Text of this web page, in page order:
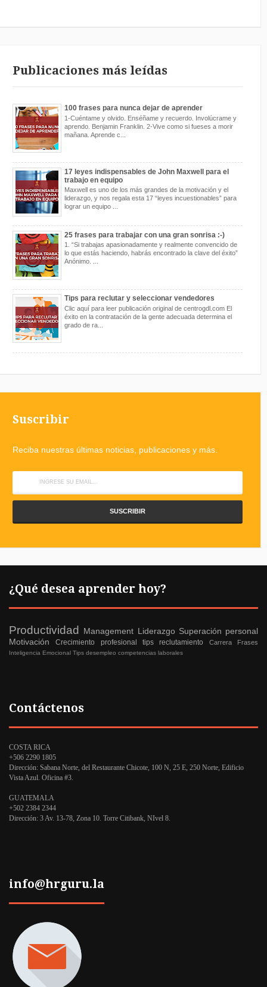
Publicaciones más leídas
100 frases para nunca dejar de aprender
1-Cuéntame y olvido. Enséñame y recuerdo. Involúcrame y
aprendo. Benjamin Franklin. 2-Vive como si fueses a morir
mañana. Aprende c...
17 leyes indispensables de John Maxwell para el
trabajo en equipo
Maxwell es uno de los más grandes de la motivación y el
liderazgo, y nos regala esta 17 “leyes incuestionables” para
lograr un equipo ...
25 frases para trabajar con una gran sonrisa :-)
1. “Si trabajas apasionadamente y realmente convencido de
lo que estás haciendo, habrás encontrado la clave del éxito”
Anónimo. ...
Tips para reclutar y seleccionar vendedores
Clic aquí para leer publicación original de centrogdl.com El
éxito en la contratación de la gente adecuada determina el
grado de ra...
Suscribir
Reciba nuestras últimas noticias, publicaciones y más.
¿Qué desea aprender hoy?
Productividad Management Liderazgo Superación personal
Motivación
Crecimiento profesional tips reclutamiento Carrera Frases
Inteligencia Emocional Tips desempleo competencias laborales
Contáctenos
COSTA RICA
+506 2290 1805
Dirección: Sabana Norte, del Restaurante Chicote, 100 N, 25 E, 250 Norte, Edificio
Vista Azul. Oficina #3.
GUATEMALA
+502 2384 2344
Dirección: 3 Av. 13-78, Zona 10. Torre Citibank, NIvel 8.
info@hrguru.la